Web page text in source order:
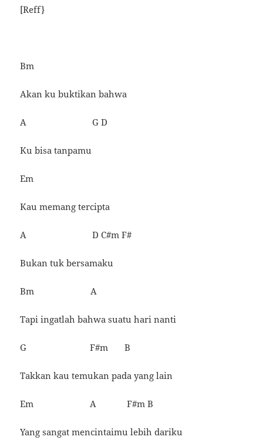
[Reff}
Bm
Akan ku buktikan bahwa
A G D
Ku bisa tanpamu
Em
Kau memang tercipta
A D C#m F#
Bukan tuk bersamaku
Bm A
Tapi ingatlah bahwa suatu hari nanti
G F#m B
Takkan kau temukan pada yang lain
Em A F#m B
Yang sangat mencintaimu lebih dariku